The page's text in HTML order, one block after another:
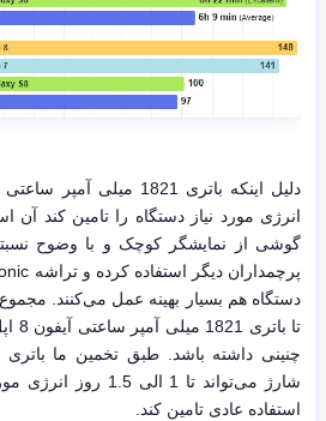
انرژی مورد نیاز دستگاه را تامین کند
گوشی از نمایشگر کوچک‌‍ و با وضوح
دستگاه هم بسیار بهینه عمل می‌کنند.
تا
چنینی داشته باشد. طبق تخمین ما
شارژ می‌تواند تا 1
استفاده عادی تامین کند.